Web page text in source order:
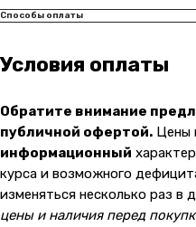
Способы оплаты
Условия оплаты
Обратите внимание
публичной офертой. Цены
информационный
курса и возможного
изменяться несколько раз в
цены и наличия перед
Блог
Навигация
Каталог товаров